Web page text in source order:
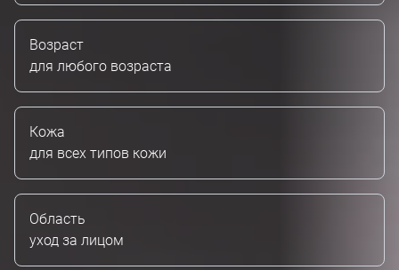
Возраст
для любого возраста
Кожа
для всех типов кожи
Область
уход за лицом